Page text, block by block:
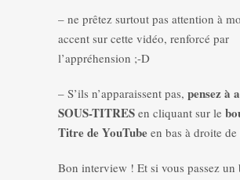
– ne prêtez surtout pas attention à
accent sur cette vidéo, renforcé par
l’appréhension ;-D
– S’ils n’apparaissent pas, pensez à
SOUS-TITRES en cliquant sur le
Titre de YouTube en bas à droite
Bon interview ! Et si vous passez un